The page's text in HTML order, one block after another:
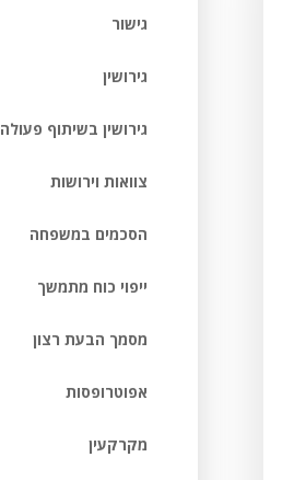
גישור
גירושין
גירושין בשיתוף פעולה
צוואות וירושות
הסכמים במשפחה
ייפוי כוח מתמשך
מסמך הבעת רצון
אפוטרופסות
מקרקעין